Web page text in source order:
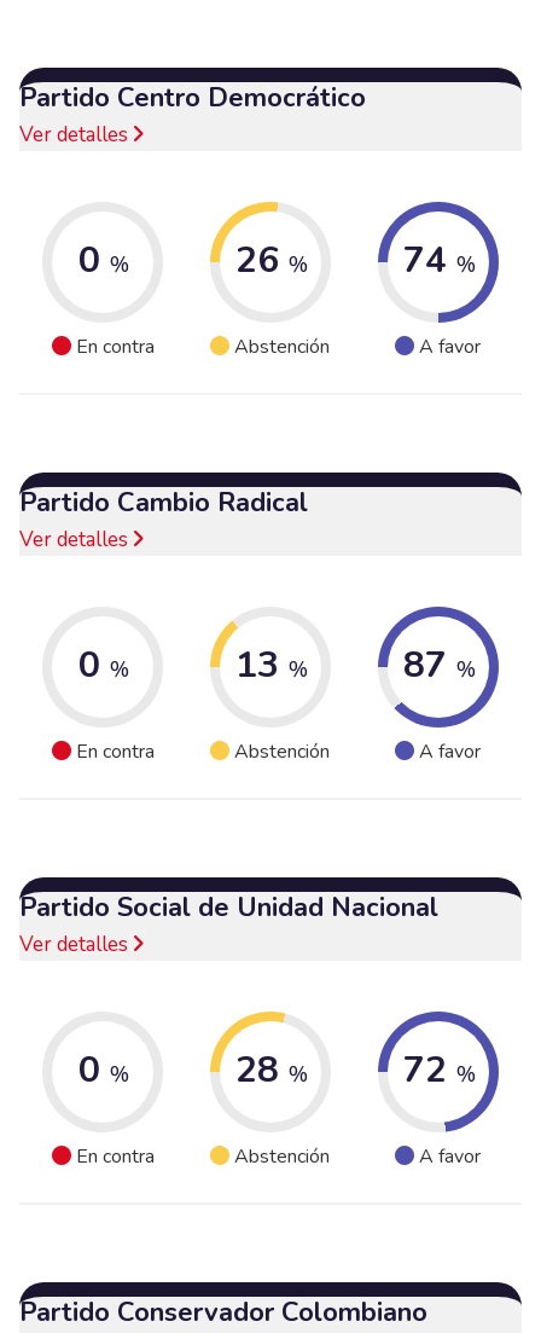
Partido Centro Democrático
Ver detalles
0 %
En contra
26 %
Abstención
74 %
A favor
Partido Cambio Radical
Ver detalles
0 %
En contra
13 %
Abstención
87 %
A favor
Partido Social de Unidad Nacional
Ver detalles
0 %
En contra
28 %
Abstención
72 %
A favor
Partido Conservador Colombiano